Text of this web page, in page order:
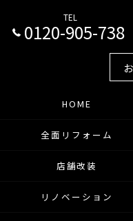
TEL
0120-905-738
HOME
全面リフォーム
店舗改装
リノベーション